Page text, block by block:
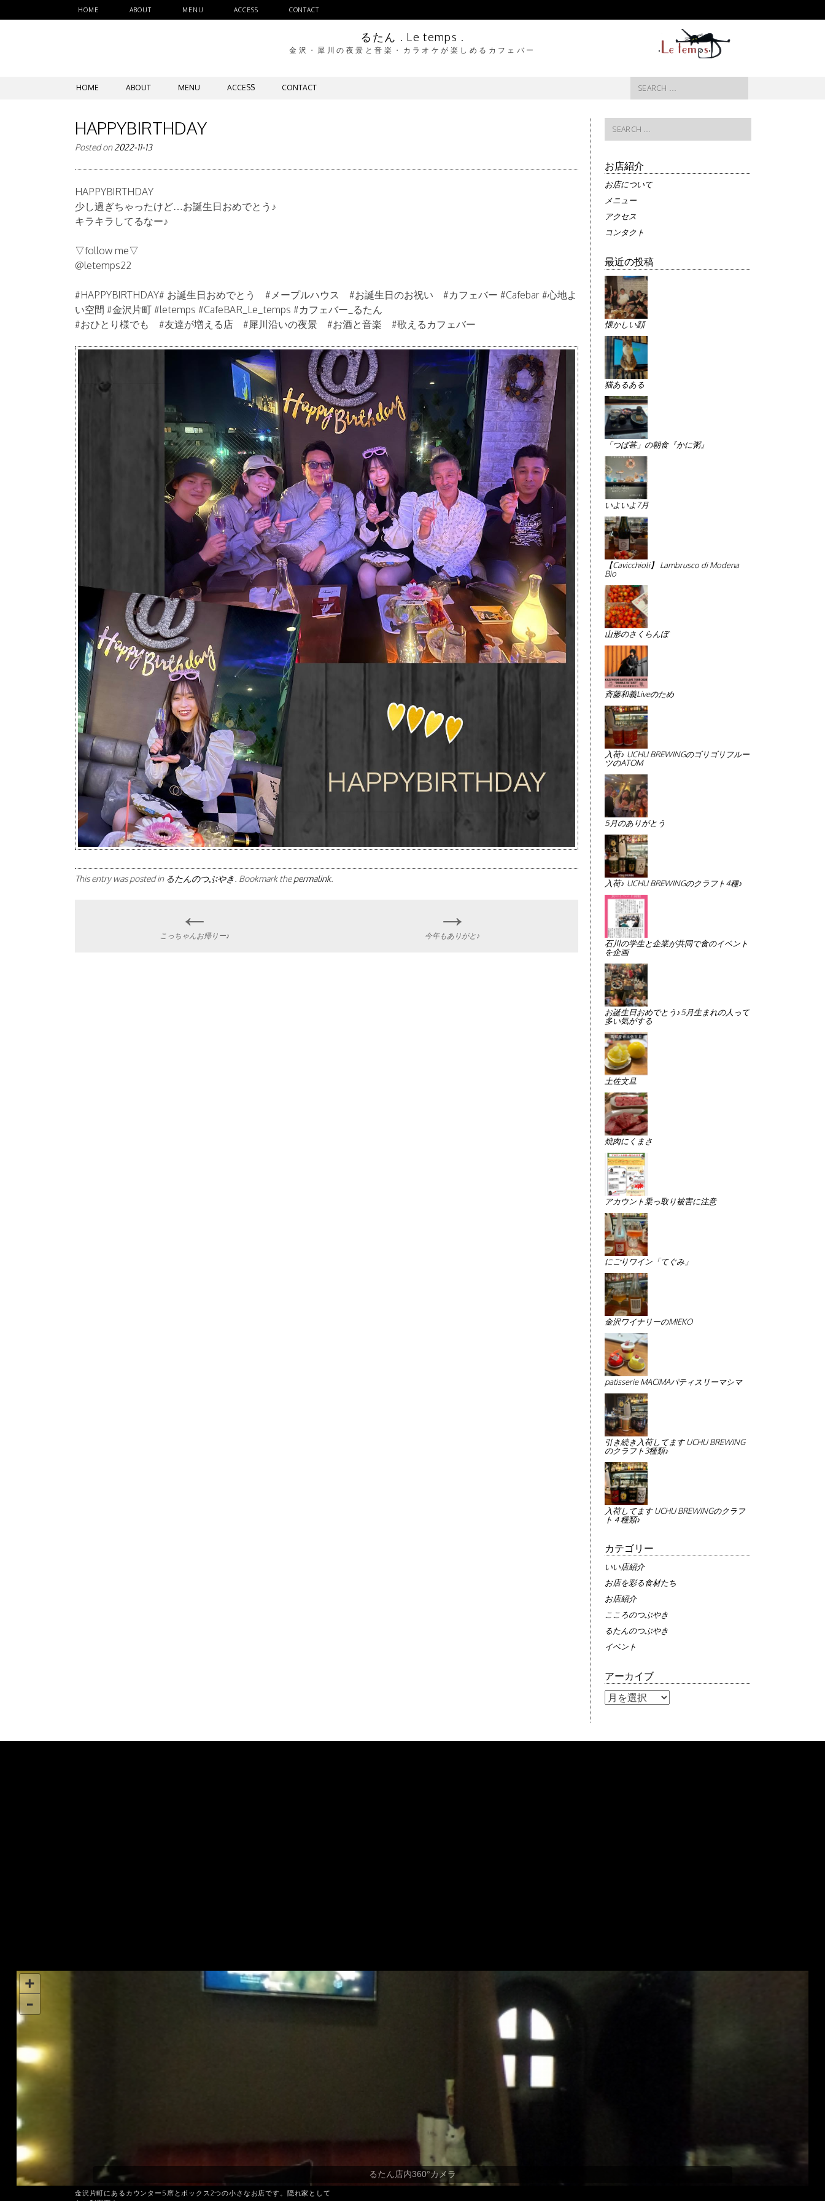
HOME ABOUT MENU ACCESS CONTACT
るたん . Le temps .
金沢・犀川の夜景と音楽・カラオケが楽しめるカフェバー
SKIP
HOME ABOUT MENU ACCESS CONTACT
Search
for:
HAPPYBIRTHDAY
Posted on2022-11-13
HAPPYBIRTHDAY
少し過ぎちゃったけど…お誕生日おめでとう♪
キラキラしてるなー♪
▽follow me▽
@letemps22
#HAPPYBIRTHDAY# お誕生日おめでとう #メープルハウス #お誕生日のお祝い #カフェバー #Cafebar #心地よ
い空間 #金沢片町 #letemps #CafeBAR_Le_temps #カフェバー_るたん
#おひとり様でも #友達が増える店 #犀川沿いの夜景 #お酒と音楽 #歌えるカフェバー
This entry was posted in るたんのつぶやき. Bookmark thepermalink.
navigation
←
こっちゃんお帰りー♪
→
今年もありがと♪
Search
for:
お店紹介
お店について
メニュー
アクセス
コンタクト
最近の投稿
懐かしい顔
猫あるある
「つば甚」の朝食『かに粥』
いよいよ7月
【Cavicchioli】 Lambrusco di Modena
Bio
山形のさくらんぼ
斉藤和義Liveのため
入荷♪ UCHU BREWINGのゴリゴリフルー
ツのATOM
5月のありがとう
入荷♪ UCHU BREWINGのクラフト4種♪
石川の学生と企業が共同で食のイベント
を企画
お誕生日おめでとう♪5月生まれの人って
多い気がする
土佐文旦
焼肉にくまさ
アカウント乗っ取り被害に注意
にごりワイン「てぐみ」
金沢ワイナリーのMIEKO
patisserie MACIMAパティスリーマシマ
引き続き入荷してます UCHU BREWING
のクラフト3種類♪
入荷してます UCHU BREWINGのクラフ
ト４種類♪
カテゴリー
いい店紹介
お店を彩る食材たち
お店紹介
こころのつぶやき
るたんのつぶやき
イベント
アーカイブ
ア
イ
金沢片町にあるカウンター5席とボックス2つの小さなお店です。隠れ家として